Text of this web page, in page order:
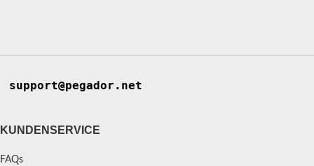
support@pegador.net
KUNDENSERVICE
FAQs